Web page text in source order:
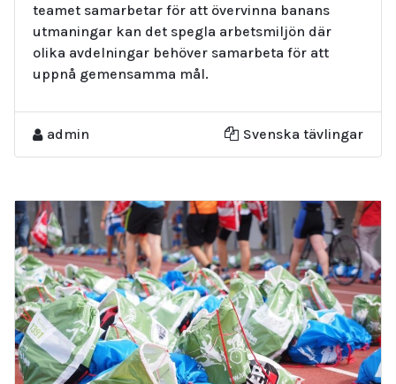
teamet samarbetar för att övervinna banans
utmaningar kan det spegla arbetsmiljön där
olika avdelningar behöver samarbeta för att
uppnå gemensamma mål.
admin Svenska tävlingar